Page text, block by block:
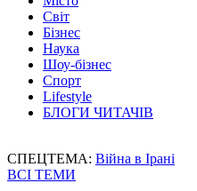
Світ
Бізнес
Наука
Шоу-бізнес
Спорт
Lifestyle
БЛОГИ ЧИТАЧІВ
СПЕЦТЕМА: Війна в Ірані
ВСІ ТЕМИ